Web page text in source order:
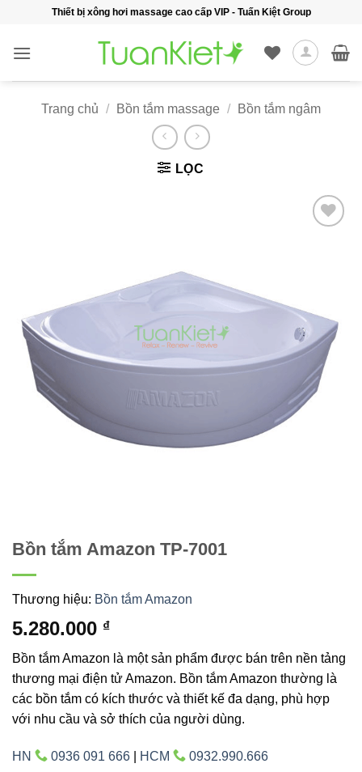
nội
Thiết bị xông hơi massage cao cấp VIP - Tuấn Kiệt Group
Trang chủ / Bồn tắm massage / Bồn tắm ngâm
LỌC
Bồn tắm Amazon TP-7001
Thương hiệu: Bồn tắm Amazon
5.280.000 ₫
Bồn tắm Amazon là một sản phẩm được bán trên nền tảng
thương mại điện tử Amazon. Bồn tắm Amazon thường là
các bồn tắm có kích thước và thiết kế đa dạng, phù hợp
với nhu cầu và sở thích của người dùng.
HN 0936 091 666 HCM 0932.990.666